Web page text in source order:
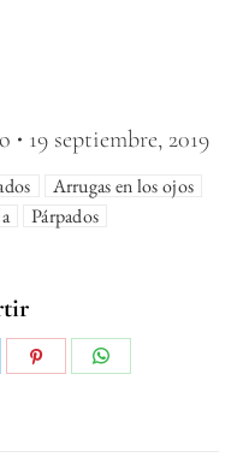
19 septiembre, 2019
Arrugas en los ojos
Párpados